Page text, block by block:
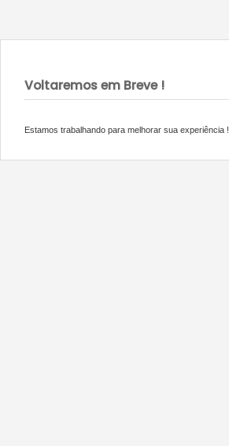
Voltaremos em Breve !
Estamos trabalhando para melhorar sua experiência !